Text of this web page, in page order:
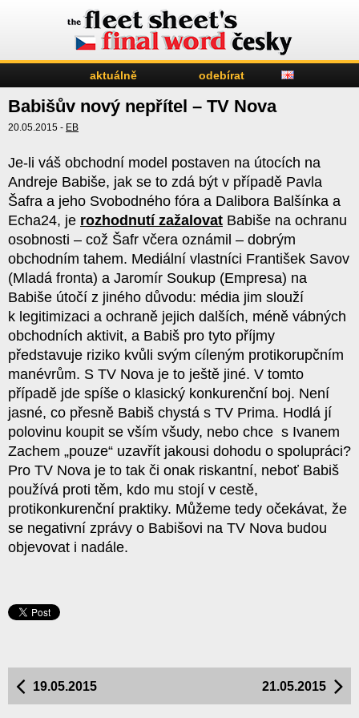
aktuálně odebírat
Babišův nový nepřítel – TV Nova
20.05.2015 - EB
Je-li váš obchodní model postaven na útocích na
Andreje Babiše, jak se to zdá být v případě Pavla
Šafra a jeho Svobodného fóra a Dalibora Balšínka a
Echa24, je rozhodnutí zažalovat Babiše na ochranu
osobnosti – což Šafr včera oznámil – dobrým
obchodním tahem. Mediální vlastníci František Savov
(Mladá fronta) a Jaromír Soukup (Empresa) na
Babiše útočí z jiného důvodu: média jim slouží
k legitimizaci a ochraně jejich dalších, méně vábných
obchodních aktivit, a Babiš pro tyto příjmy
představuje riziko kvůli svým cíleným protikorupčním
manévrům. S TV Nova je to ještě jiné. V tomto
případě jde spíše o klasický konkurenční boj. Není
jasné, co přesně Babiš chystá s TV Prima. Hodlá jí
polovinu koupit se vším všudy, nebo chce s Ivanem
Zachem „pouze“ uzavřít jakousi dohodu o spolupráci?
Pro TV Nova je to tak či onak riskantní, neboť Babiš
používá proti těm, kdo mu stojí v cestě,
protikonkurenční praktiky. Můžeme tedy očekávat, že
se negativní zprávy o Babišovi na TV Nova budou
objevovat i nadále.
21.05.2015
19.05.2015